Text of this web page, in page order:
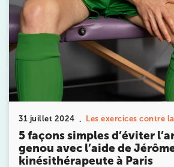
31 juillet 2024 Les exercices contre
5 façons simples d’éviter
genou avec l’aide de
kinésithérapeute à Paris
3 Av. André Morizet 92100
01 48 25 34 79
Prenez RDV sur
Prenez RDV sur
IK CHÂTENAY-MALABRY
Châtenay-Malabry
380 Av. de la Division
01 43 50 05 24